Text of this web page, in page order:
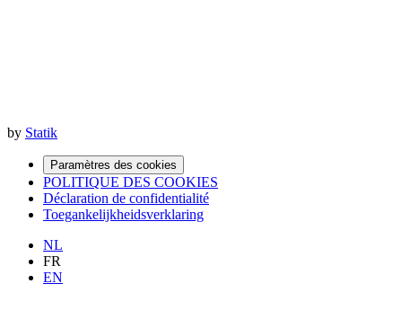
by Statik
Paramètres des cookies
POLITIQUE DES COOKIES
Déclaration de confidentialité
Toegankelijkheidsverklaring
NL
FR
EN